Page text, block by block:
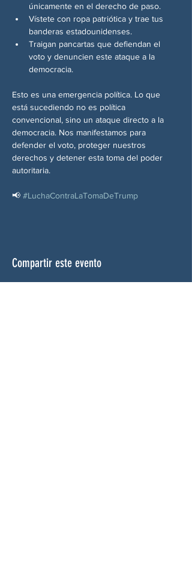
únicamente en el derecho de paso.
Vístete con ropa patriótica y trae tus
banderas estadounidenses.
Traigan pancartas que defiendan el
voto y denuncien este ataque a la
democracia.
Esto es una emergencia política. Lo que
está sucediendo no es política
convencional, sino un ataque directo a la
democracia. Nos manifestamos para
defender el voto, proteger nuestros
derechos y detener esta toma del poder
autoritaria.
📢 #LuchaContraLaTomaDeTrump
Compartir este evento